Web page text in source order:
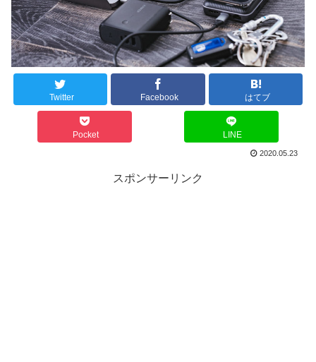
Twitter Facebook はてブ
Pocket LINE
2020.05.23
スポンサーリンク